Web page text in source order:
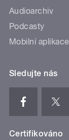
Audioarchiv
Podcasty
Mobilní aplikace
Sledujte nás
Certifikováno